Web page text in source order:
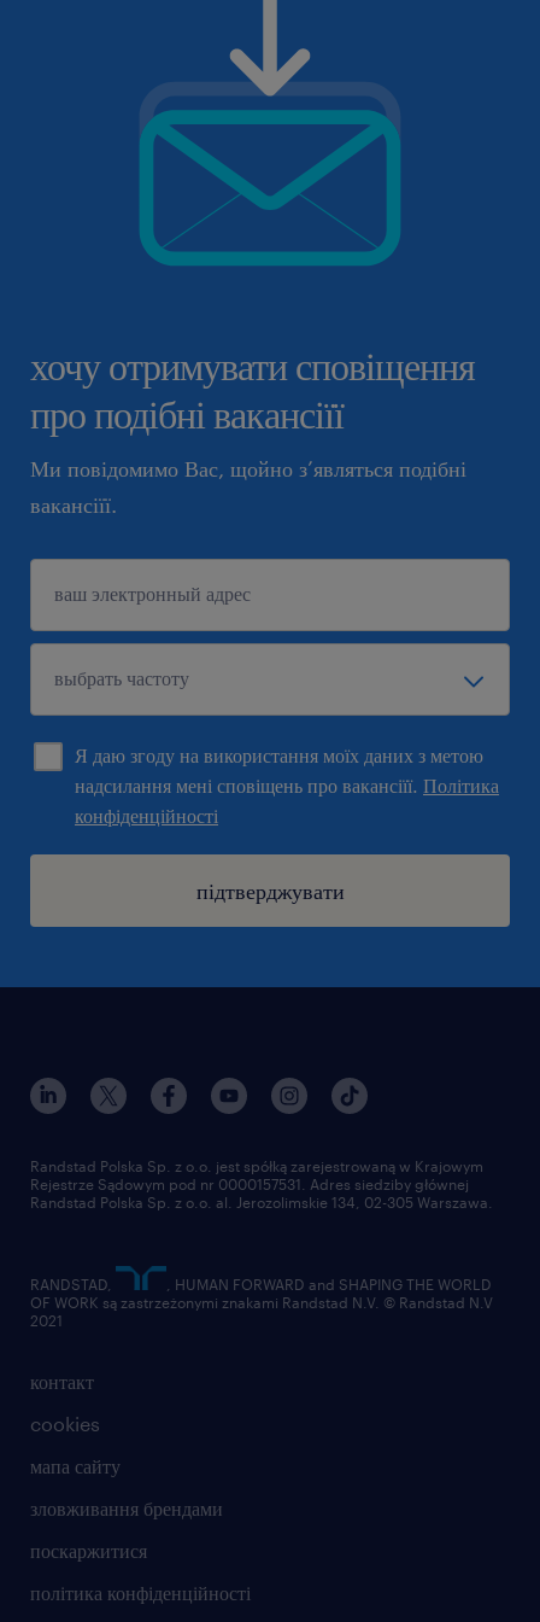
хочу отримувати сповіщення
про подібні вакансіїї
Ми повідомимо Вас, щойно з’являться подібні
вакансіїї.
Я даю згоду на використання моїх даних з метою
надсилання мені сповіщень про вакансіїї. Політика
конфіденційності
підтверджувати
контакт
cookies
мапа сайту
зловживання брендами
поскаржитися
політика конфіденційності
Randstad Polska Sp. z o.o. jest spółką zarejestrowaną w Krajowym
Rejestrze Sądowym pod nr 0000157531. Adres siedziby głównej
Randstad Polska Sp. z o.o. al. Jerozolimskie 134, 02-305 Warszawa.
RANDSTAD,
, HUMAN FORWARD and SHAPING THE WORLD
OF WORK są zastrzeżonymi znakami Randstad N.V. © Randstad N.V
2021